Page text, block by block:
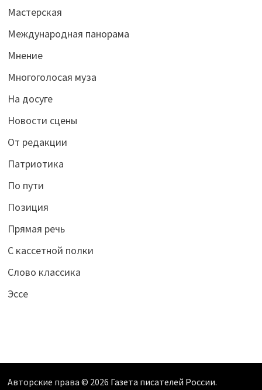
Мастерская
Международная панорама
Мнение
Многоголосая муза
На досуге
Новости сцены
От редакции
Патриотика
По пути
Позиция
Прямая речь
С кассетной полки
Слово классика
Эссе
Авторские права © 2026 Газета писателей России.